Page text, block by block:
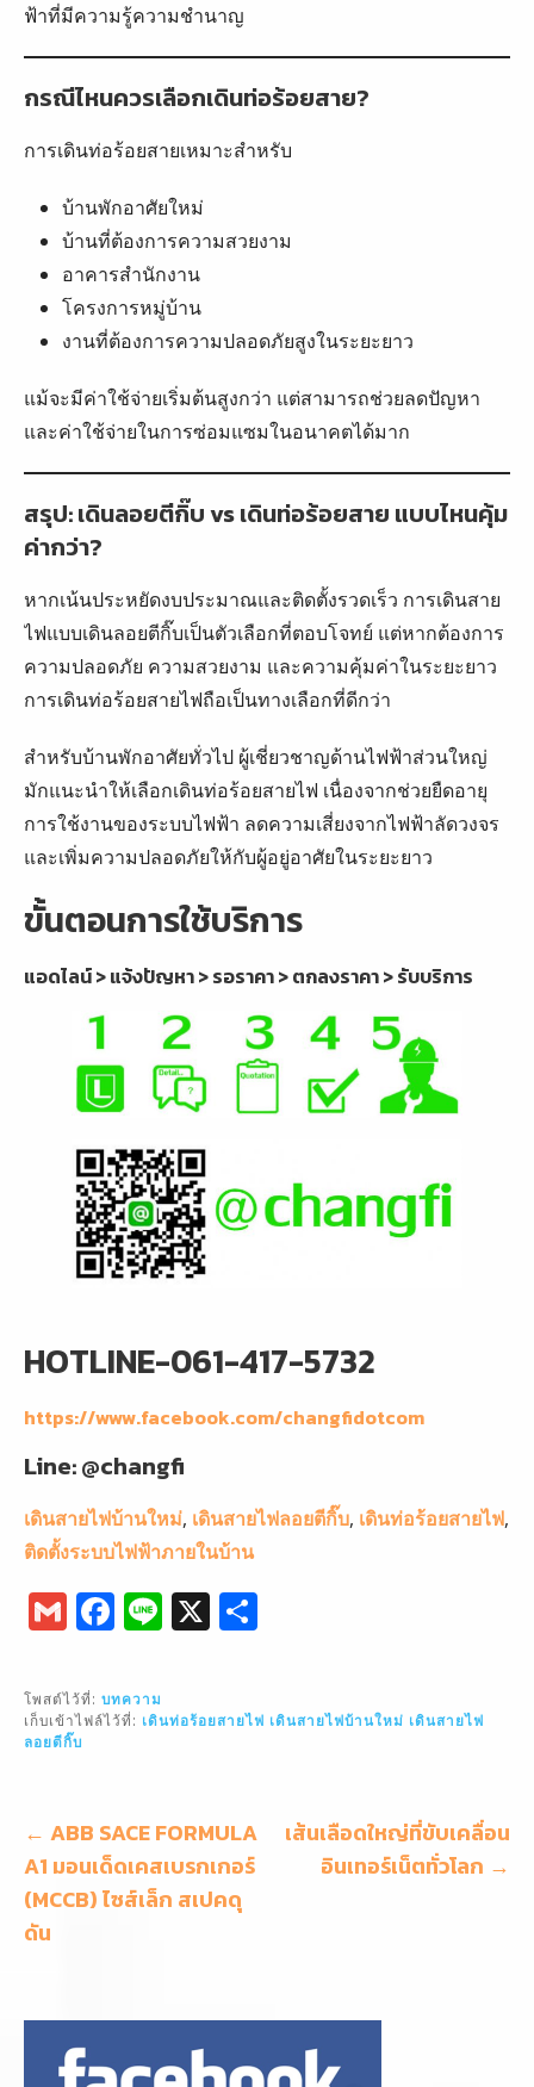
ฟ้าที่มีความรู้ความชำนาญ
กรณีไหนควรเลือกเดินท่อร้อยสาย?
การเดินท่อร้อยสายเหมาะสำหรับ
บ้านพักอาศัยใหม่
บ้านที่ต้องการความสวยงาม
อาคารสำนักงาน
โครงการหมู่บ้าน
งานที่ต้องการความปลอดภัยสูงในระยะยาว
แม้จะมีค่าใช้จ่ายเริ่มต้นสูงกว่า แต่สามารถช่วยลดปัญหา
และค่าใช้จ่ายในการซ่อมแซมในอนาคตได้มาก
สรุป: เดินลอยตีกิ๊บ vs เดินท่อร้อยสาย แบบไหนคุ้ม
ค่ากว่า?
หากเน้นประหยัดงบประมาณและติดตั้งรวดเร็ว การเดินสาย
ไฟแบบเดินลอยตีกิ๊บเป็นตัวเลือกที่ตอบโจทย์ แต่หากต้องการ
ความปลอดภัย ความสวยงาม และความคุ้มค่าในระยะยาว
การเดินท่อร้อยสายไฟถือเป็นทางเลือกที่ดีกว่า
สำหรับบ้านพักอาศัยทั่วไป ผู้เชี่ยวชาญด้านไฟฟ้าส่วนใหญ่
มักแนะนำให้เลือกเดินท่อร้อยสายไฟ เนื่องจากช่วยยืดอายุ
การใช้งานของระบบไฟฟ้า ลดความเสี่ยงจากไฟฟ้าลัดวงจร
และเพิ่มความปลอดภัยให้กับผู้อยู่อาศัยในระยะยาว
ขั้นตอนการใช้บริการ
แอดไลน์ > แจ้งปัญหา > รอราคา > ตกลงราคา > รับบริการ
HOTLINE-061-417-5732
https://www.facebook.com/changfidotcom
Line: @changfi
เดินสายไฟบ้านใหม่, เดินสายไฟลอยตีกิ๊บ, เดินท่อร้อยสายไฟ,
ติดตั้งระบบไฟฟ้าภายในบ้าน
G
m
ai
l
F
a
c
e
o
k
Li
n
X
e
โพสต์ไว้ที่: บทความ
เก็บเข้าไฟล์ไว้ที่: เดินท่อร้อยสายไฟ เดินสายไฟบ้านใหม่ เดินสายไฟ
ลอยตีกิ๊บ
แนะแนว
เรื่อง
← ABB SACE FORMULA
A1 มอนเด็ดเคสเบรกเกอร์
(MCCB) ไซส์เล็ก สเปคดุ
ดัน
เส้นเลือดใหญ่ที่ขับเคลื่อน
อินเทอร์เน็ตทั่วโลก →